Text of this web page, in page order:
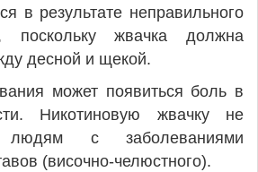
в результате неправильного
поскольку жвачка должна
десной и щекой.
может появиться боль в
Никотиновую жвачку не
людям с заболеваниями
(височно-челюстного).